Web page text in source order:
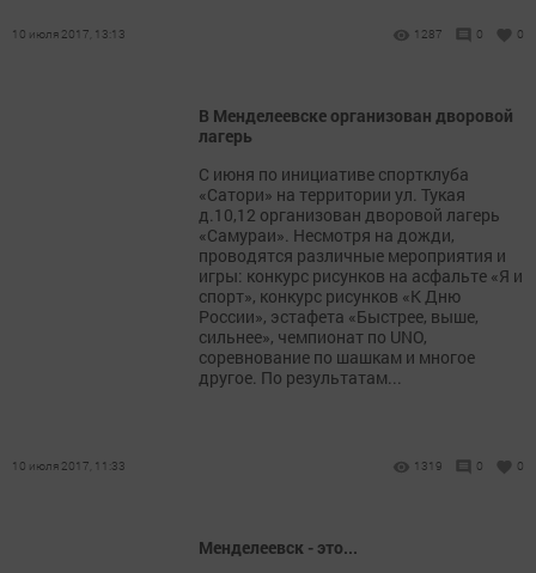
10 июля 2017, 13:13 1287 0 0
В Менделеевске организован дворовой
лагерь
С июня по инициативе спортклуба
«Сатори» на территории ул. Тукая
д.10,12 организован дворовой лагерь
«Самураи». Несмотря на дожди,
проводятся различные мероприятия и
игры: конкурс рисунков на асфальте «Я и
спорт», конкурс рисунков «К Дню
России», эстафета «Быстрее, выше,
сильнее», чемпионат по UNO,
соревнование по шашкам и многое
другое. По результатам...
10 июля 2017, 11:33 1319 0 0
Менделеевск - это...